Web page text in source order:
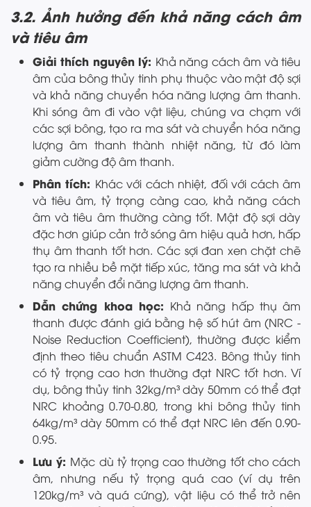
3.2. Ảnh hưởng đến khả năng cách âm
và tiêu âm
Giải thích nguyên lý: Khả năng cách âm và tiêu
âm của bông thủy tinh phụ thuộc vào mật độ sợi
và khả năng chuyển hóa năng lượng âm thanh.
Khi sóng âm đi vào vật liệu, chúng va chạm với
các sợi bông, tạo ra ma sát và chuyển hóa năng
lượng âm thanh thành nhiệt năng, từ đó làm
giảm cường độ âm thanh.
Phân tích: Khác với cách nhiệt, đối với cách âm
và tiêu âm, tỷ trọng càng cao, khả năng cách
âm và tiêu âm thường càng tốt. Mật độ sợi dày
đặc hơn giúp cản trở sóng âm hiệu quả hơn, hấp
thụ âm thanh tốt hơn. Các sợi đan xen chặt chẽ
tạo ra nhiều bề mặt tiếp xúc, tăng ma sát và khả
năng chuyển đổi năng lượng âm thanh.
Dẫn chứng khoa học: Khả năng hấp thụ âm
thanh được đánh giá bằng hệ số hút âm (NRC -
Noise Reduction Coefficient), thường được kiểm
định theo tiêu chuẩn ASTM C423. Bông thủy tinh
có tỷ trọng cao hơn thường đạt NRC tốt hơn. Ví
dụ, bông thủy tinh 32kg/m³ dày 50mm có thể đạt
NRC khoảng 0.70-0.80, trong khi bông thủy tinh
64kg/m³ dày 50mm có thể đạt NRC lên đến 0.90-
0.95.
Lưu ý: Mặc dù tỷ trọng cao thường tốt cho cách
âm, nhưng nếu tỷ trọng quá cao (ví dụ trên
120kg/m³ và quá cứng), vật liệu có thể trở nên